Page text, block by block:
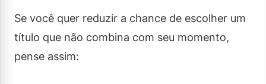
Se você quer reduzir a chance de escolher um
título que não combina com seu momento,
pense assim: